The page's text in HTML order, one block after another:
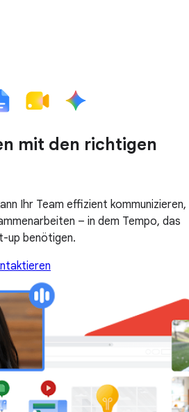
mit den richtigen
Ihr Team effizient kommunizieren,
– in dem Tempo, das
up benötigen.